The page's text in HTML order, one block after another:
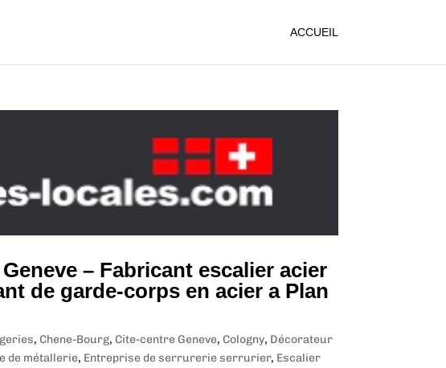
ACCUEIL
– Fabricant escalier acier
de garde-corps en acier a Plan
, Chene-Bourg, Cite-centre Geneve, Cologny, Décorateur
de métallerie, Entreprise de serrurerie serrurier, Escalier